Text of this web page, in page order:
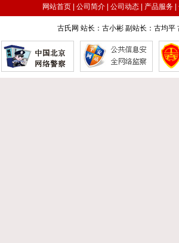
网站首页| 公司简介| 公司动态| 产品服务|
古氏网 站长：古小彬 副站长：古均